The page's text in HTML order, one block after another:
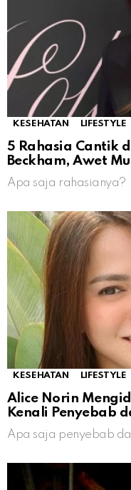
KESEHATAN LIFESTYLE
5 Rahasia Cantik
Beckham, Awet
Apa saja rahasianya?
KESEHATAN LIFESTYLE
Alice Norin
Kenali Penyebab
Apa saja penyebab